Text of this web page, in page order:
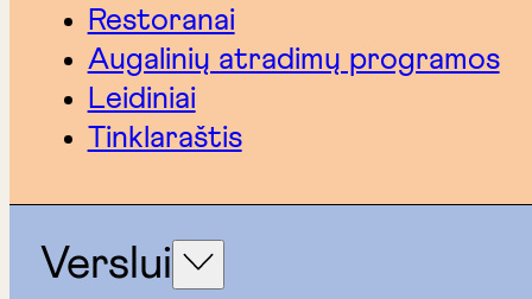
Restoranai
Augalinių atradimų programos
Leidiniai
Tinklaraštis
Verslui